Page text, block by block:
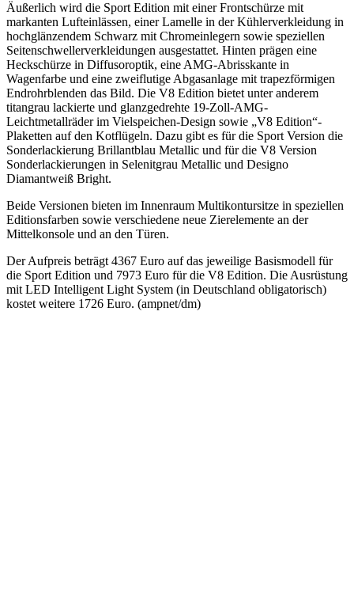
Äußerlich wird die Sport Edition mit einer Frontschürze mit
markanten Lufteinlässen, einer Lamelle in der Kühlerverkleidung in
hochglänzendem Schwarz mit Chromeinlegern sowie speziellen
Seitenschwellerverkleidungen ausgestattet. Hinten prägen eine
Heckschürze in Diffusoroptik, eine AMG-Abrisskante in
Wagenfarbe und eine zweiflutige Abgasanlage mit trapezförmigen
Endrohrblenden das Bild. Die V8 Edition bietet unter anderem
titangrau lackierte und glanzgedrehte 19-Zoll-AMG-
Leichtmetallräder im Vielspeichen-Design sowie „V8 Edition“-
Plaketten auf den Kotflügeln. Dazu gibt es für die Sport Version die
Sonderlackierung Brillantblau Metallic und für die V8 Version
Sonderlackierungen in Selenitgrau Metallic und Designo
Diamantweiß Bright.
Beide Versionen bieten im Innenraum Multikontursitze in speziellen
Editionsfarben sowie verschiedene neue Zierelemente an der
Mittelkonsole und an den Türen.
Der Aufpreis beträgt 4367 Euro auf das jeweilige Basismodell für
die Sport Edition und 7973 Euro für die V8 Edition. Die Ausrüstung
mit LED Intelligent Light System (in Deutschland obligatorisch)
kostet weitere 1726 Euro. (ampnet/dm)